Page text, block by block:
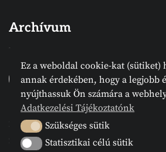
Archívum
Archívum
Hónap kijelölése
Archívum
2024 © Megvanirva.hu - Minden jog
fenntartva.
Ez a weboldal cookie-kat (sütiket)
annak érdekében, hogy a legjobb
nyújthassuk Ön számára a
Adatkezelési Tájékoztatónk
Szükséges sütik
Szükséges sütik
Statisztikai célú sütik
Statisztikai célú sütik